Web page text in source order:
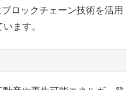
ロックチェーン技術を活用
ます。